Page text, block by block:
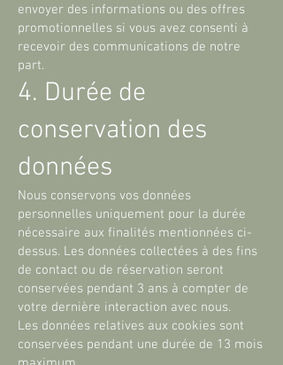
envoyer des informations ou des offres
promotionnelles si vous avez consenti à
recevoir des communications de notre
part.
4. Durée de
conservation des
données
Nous conservons vos données
personnelles uniquement pour la durée
nécessaire aux finalités mentionnées ci-
dessus. Les données collectées à des fins
de contact ou de réservation seront
conservées pendant 3 ans à compter de
votre dernière interaction avec nous.
Les données relatives aux cookies sont
conservées pendant une durée de 13 mois